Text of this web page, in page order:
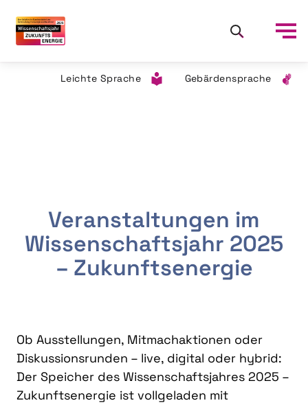
Leichte Sprache Gebärdensprache
Veranstaltungen im
Wissenschaftsjahr 2025
– Zukunftsenergie
Ob Ausstellungen, Mitmachaktionen oder
Diskussionsrunden – live, digital oder hybrid:
Der Speicher des Wissenschaftsjahres 2025 –
Zukunftsenergie ist vollgeladen mit